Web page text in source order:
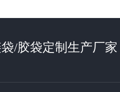
/胶袋定制生产厂家